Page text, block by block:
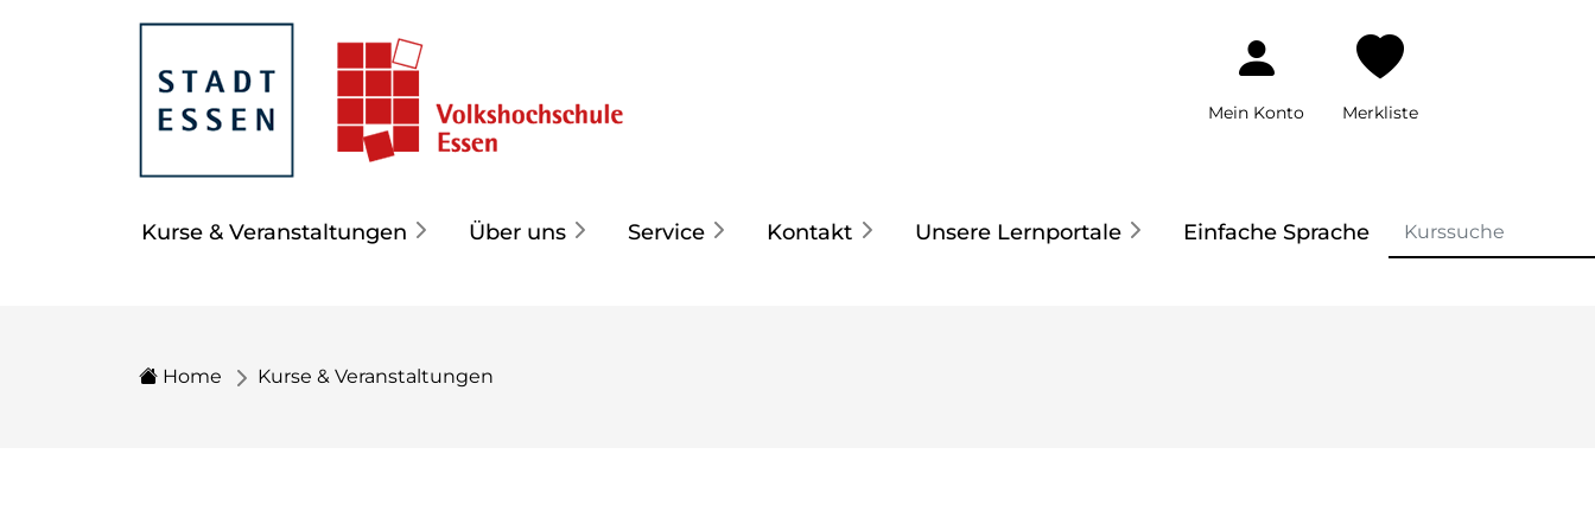
Mein Konto Merkliste
Kurse & Veranstaltungen Über uns Service Kontakt Unsere Lernportale Einfache Sprache
Home Kurse & Veranstaltungen